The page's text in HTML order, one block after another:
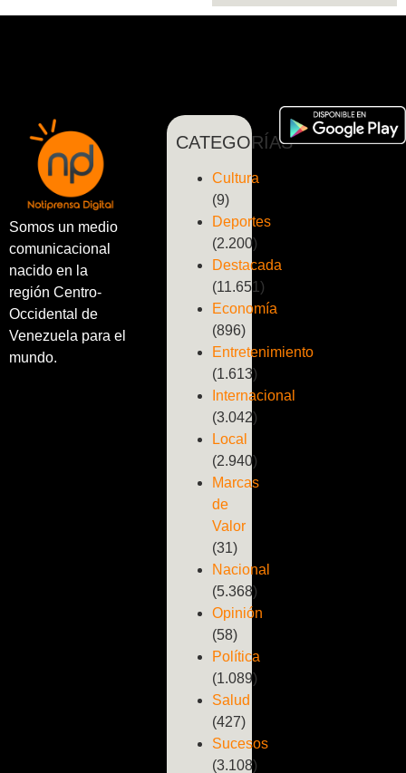
Somos un medio
comunicacional
nacido en la
región Centro-
Occidental de
Venezuela para el
mundo.
CATEGORÍAS
Cultura
(9)
Deportes
(2.200)
Destacada
(11.651)
Economía
(896)
Entretenimiento
(1.613)
Internacional
(3.042)
Local
(2.940)
Marcas
de
Valor
(31)
Nacional
(5.368)
Opinión
(58)
Política
(1.089)
Salud
(427)
Sucesos
(3.108)